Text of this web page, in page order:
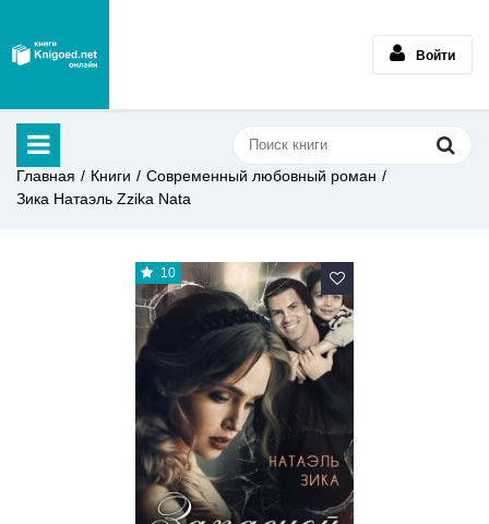
Войти
Главная Книги
Современный любовный роман
Зика Натаэль Zzika Nata
10